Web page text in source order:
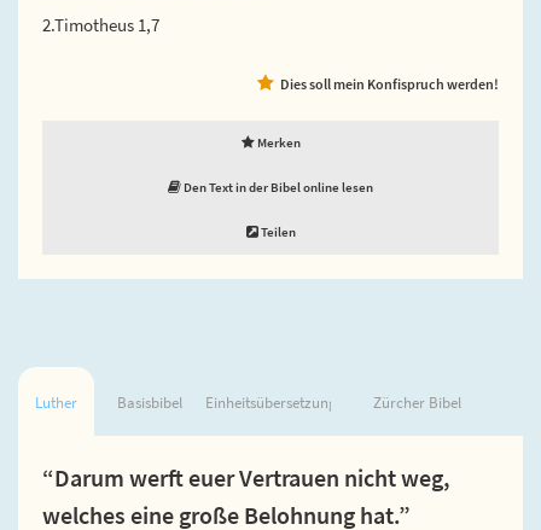
2.Timotheus 1,7
Dies soll mein Konfispruch werden!
Merken
Den Text in der Bibel online lesen
Teilen
Luther Basisbibel Einheitsübersetzung Zürcher Bibel
“Darum werft euer Vertrauen nicht weg,
welches eine große Belohnung hat.”